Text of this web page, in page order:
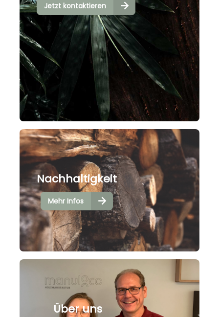
Jetzt kontaktieren
Nachhaltigkeit
Mehr Infos
Über uns